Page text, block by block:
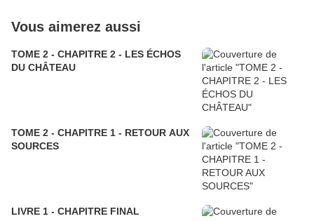
Vous aimerez aussi
TOME 2 - CHAPITRE 2 - LES ÉCHOS
DU CHÂTEAU
TOME 2 - CHAPITRE 1 - RETOUR AUX
SOURCES
LIVRE 1 - CHAPITRE FINAL